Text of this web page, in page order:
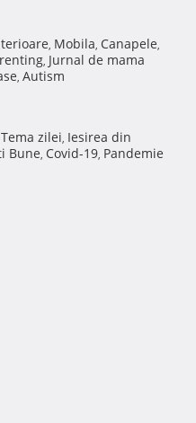
, Mobila, Canapele,
, Jurnal de mama
, Autism
Tema zilei, Iesirea din
Bune, Covid-19, Pandemie